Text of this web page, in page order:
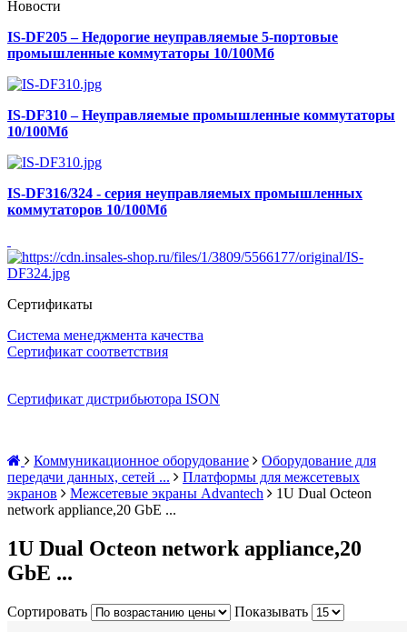
Новости
IS-DF205 – Недорогие неуправляемые 5-портовые
промышленные коммутаторы 10/100Мб
IS-DF310 – Неуправляемые промышленные коммутаторы
10/100Мб
IS-DF316/324 - серия неуправляемых промышленных
коммутаторов 10/100Мб
Сертификаты
Система менеджмента качества
Сертификат соответствия
Сертификат дистрибьютора ISON
Коммуникационное оборудование
Оборудование для
передачи данных, сетей ...
Платформы для межсетевых
экранов
Межсетевые экраны Advantech
1U Dual Octeon
network appliance,20 GbE ...
1U Dual Octeon network appliance,20
GbE ...
Сортировать Показывать